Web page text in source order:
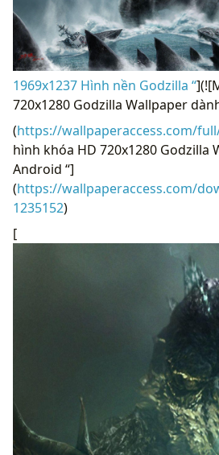
1969x1237 Hình nền Godzilla “
720x1280 Godzilla Wallpaper
(https://wallpaperaccess.com/
hình khóa HD 720x1280 Godzilla
Android “]
(https://wallpaperaccess.com/
1235152)
[